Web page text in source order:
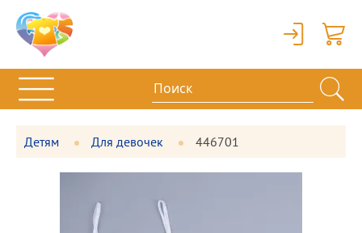
Вход
Детям Для девочек 446701
Фотографии
Большая